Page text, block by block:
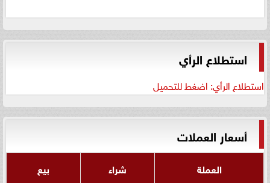
استطلاع الرأي
استطلاع الرأي: اضغط للتحميل
أسعار العملات
العملة شراء بيع